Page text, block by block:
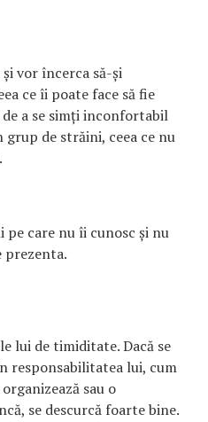
vor încerca să-și
ce îi poate face să fie
a se simți inconfortabil
de străini, ceea ce nu
pe care nu îi cunosc și nu
prezenta.
lui de timiditate. Dacă se
responsabilitatea lui, cum
sau o
se descurcă foarte bine.